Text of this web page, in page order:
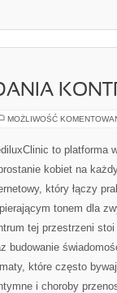
MOŻLIWOŚĆ
to platforma
kobiet na
który łączy
tonem dla
tej przestrzeni
budowanie
które często
i choroby